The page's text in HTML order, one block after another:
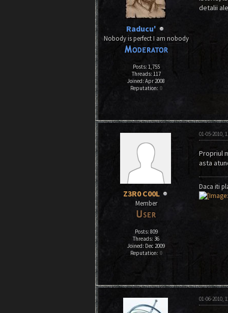
Raducu'
Nobody is perfect I am nobody
Posts: 1,755
Threads: 117
Joined: Apr 2008
Reputation: 0
detalii
Z3R0 C00L
Member
Posts: 809
Threads: 36
Joined: Dec 2009
Reputation: 0
01-05-2010,
Propriul
asta
Daca iti
01-06-2010,